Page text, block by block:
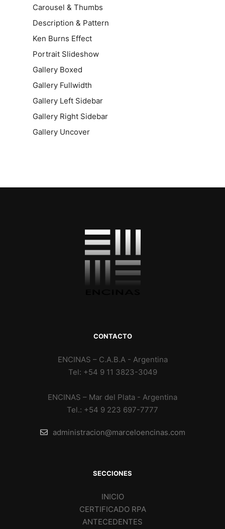
Carousel & Thumbs
Description & Pattern
Ken Burns Effect
Portrait Slideshow
Gallery Boxed
Gallery Fullwidth
Gallery Left Sidebar
Gallery Right Sidebar
Gallery Uncover
CONTACTO
ENCINAS – C.A.B.A - Argentina
Tel: +54 9 11 3823-3049
ENCINAS – Mar del Plata - Argentina
Tel.: +54 9 223 697-7777
administracion@marceloencinas.com
SECCIONES
INICIO
CERTIFICADO RPA
ANTECEDENTES